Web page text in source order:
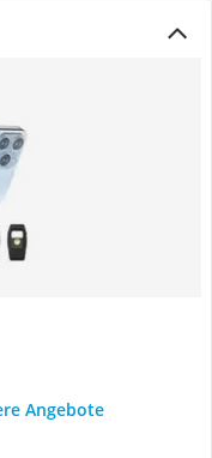
Angebote